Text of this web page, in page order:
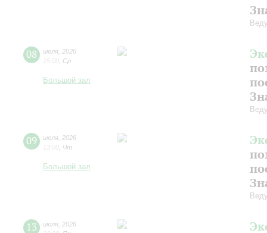
08 июля 2026
15:00 Ср
Большой зал
09 июля 2026
13:00 Чт
Большой зал
13 июля 2026